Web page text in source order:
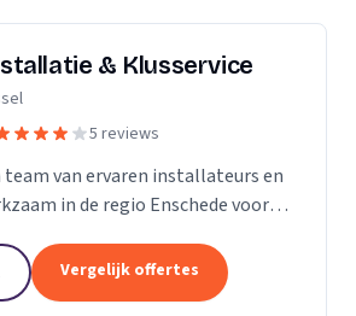
& Klusservice
5 reviews
van ervaren installateurs en
in de regio Enschede voor
de installatie van sanitair, gas-
Vergelijk offertes